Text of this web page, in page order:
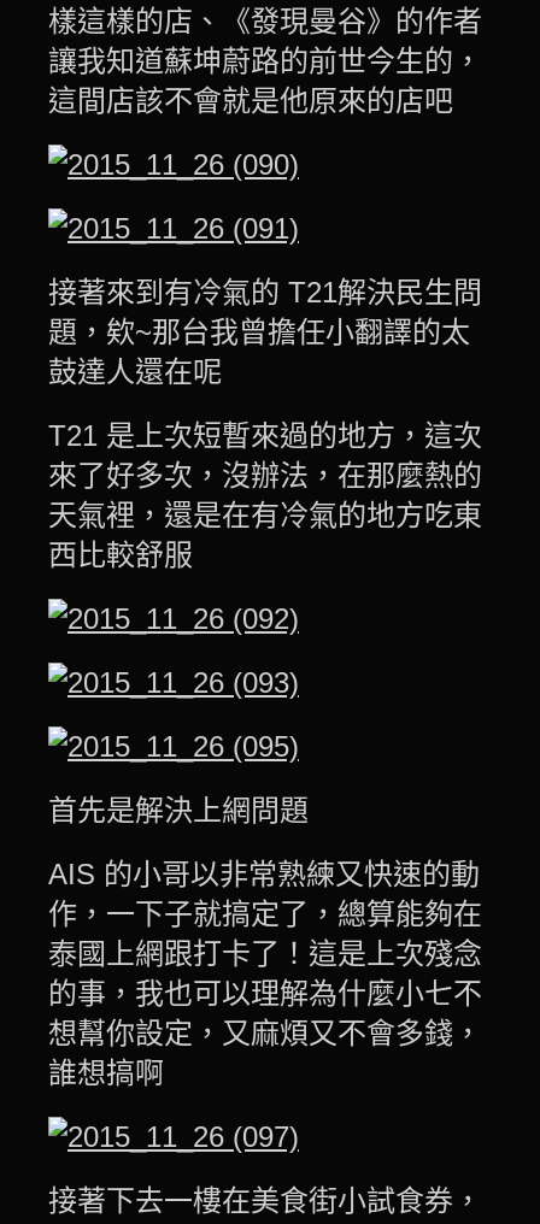
樣這樣的店、《發現曼谷》的作者
讓我知道蘇坤蔚路的前世今生的，
這間店該不會就是他原來的店吧
接著來到有冷氣的 T21解決民生問
題，欸~那台我曾擔任小翻譯的太
鼓達人還在呢
T21 是上次短暫來過的地方，這次
來了好多次，沒辦法，在那麼熱的
天氣裡，還是在有冷氣的地方吃東
西比較舒服
首先是解決上網問題
AIS 的小哥以非常熟練又快速的動
作，一下子就搞定了，總算能夠在
泰國上網跟打卡了！這是上次殘念
的事，我也可以理解為什麼小七不
想幫你設定，又麻煩又不會多錢，
誰想搞啊
接著下去一樓在美食街小試食券，